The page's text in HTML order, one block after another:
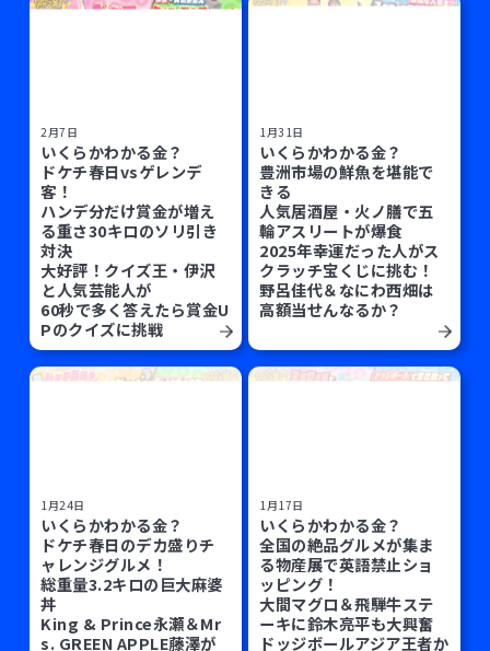
2月7日
いくらかわかる金？
ドケチ春日vsゲレンデ
客！
ハンデ分だけ賞金が増え
る重さ30キロのソリ引き
対決
大好評！クイズ王・伊沢
と人気芸能人が
60秒で多く答えたら賞金U
Pのクイズに挑戦
1月31日
いくらかわかる金？
豊洲市場の鮮魚を堪能で
きる
人気居酒屋・火ノ膳で五
輪アスリートが爆食
2025年幸運だった人がス
クラッチ宝くじに挑む！
野呂佳代＆なにわ西畑は
高額当せんなるか？
1月24日
いくらかわかる金？
ドケチ春日のデカ盛りチ
ャレンジグルメ！
総重量3.2キロの巨大麻婆
丼
King & Prince永瀬＆Mr
s. GREEN APPLE藤澤が
1月17日
いくらかわかる金？
全国の絶品グルメが集ま
る物産展で英語禁止ショ
ッピング！
大間マグロ＆飛騨牛ステ
ーキに鈴木亮平も大興奮
ドッジボールアジア王者か